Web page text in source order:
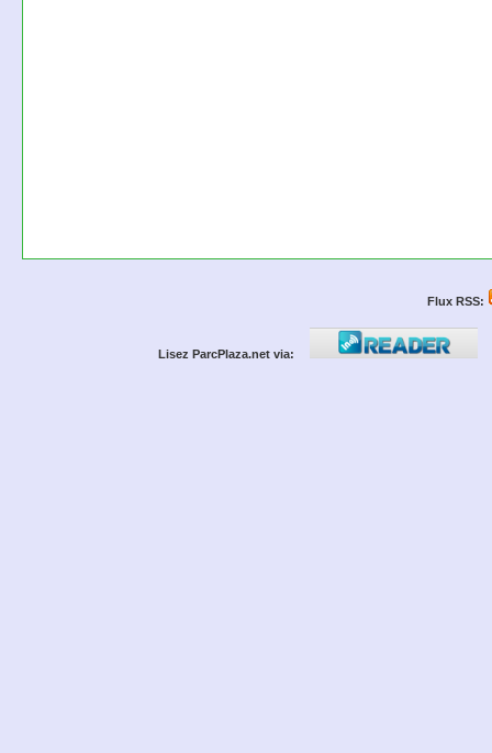
Flux RSS:
Lisez ParcPlaza.net via: